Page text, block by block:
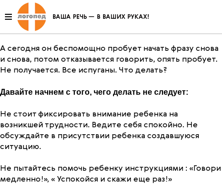
Только вчера Ваш малыш весело щебетал и радовал Вас
своим умением «говорить как взрослый», он заговорил
рано и никаких проблем с речью у него не было….
А сегодня он беспомощно пробует начать фразу снова
и снова, потом отказывается говорить, опять пробует.
Не получается. Все испуганы. Что делать?
Давайте начнем с того, чего делать не следует:
Не стоит фиксировать внимание ребенка на
возникшей трудности. Ведите себя спокойно. Не
обсуждайте в присутствии ребенка создавшуюся
ситуацию.
Не пытайтесь помочь ребенку инструкциями : «Говори
медленно!», « Успокойся и скажи еще раз!»